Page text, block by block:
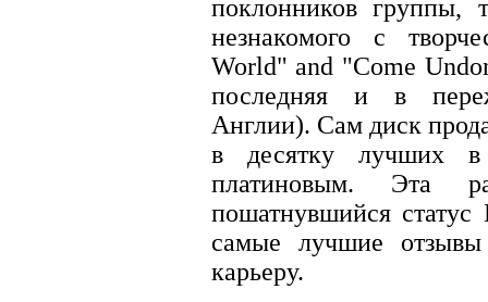
поклонников группы,
незнакомого с
World" and "Come
последняя и в
Англии). Сам диск
в десятку лучших
платиновым. Эта
пошатнувшийся
самые лучшие
карьеру.